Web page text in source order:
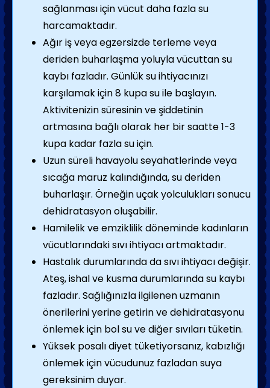
sağlanması için vücut daha fazla su
harcamaktadır.
Ağır iş veya egzersizde terleme veya
deriden buharlaşma yoluyla vücuttan su
kaybı fazladır. Günlük su ihtiyacınızı
karşılamak için 8 kupa su ile başlayın.
Aktivitenizin süresinin ve şiddetinin
artmasına bağlı olarak her bir saatte 1-3
kupa kadar fazla su için.
Uzun süreli havayolu seyahatlerinde veya
sıcağa maruz kalındığında, su deriden
buharlaşır. Örneğin uçak yolculukları sonucu
dehidratasyon oluşabilir.
Hamilelik ve emziklilik döneminde kadınların
vücutlarındaki sıvı ihtiyacı artmaktadır.
Hastalık durumlarında da sıvı ihtiyacı değişir.
Ateş, ishal ve kusma durumlarında su kaybı
fazladır. Sağlığınızla ilgilenen uzmanın
önerilerini yerine getirin ve dehidratasyonu
önlemek için bol su ve diğer sıvıları tüketin.
Yüksek posalı diyet tüketiyorsanız, kabızlığı
önlemek için vücudunuz fazladan suya
gereksinim duyar.